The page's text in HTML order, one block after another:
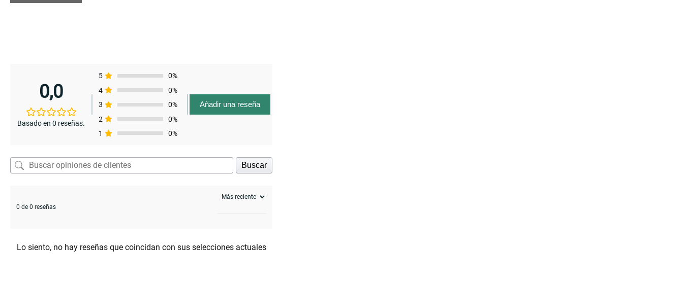
0,0
Basado en 0 reseñas.
5
0%
4
0%
3
0%
2
0%
1
0%
Añadir una reseña
Buscar
0 de 0 reseñas
Lo siento, no hay reseñas que coincidan con sus selecciones actuales